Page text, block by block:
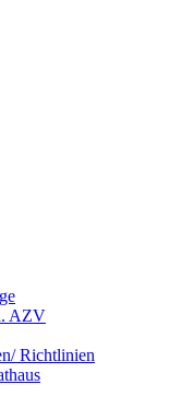
AZV
Richtlinien